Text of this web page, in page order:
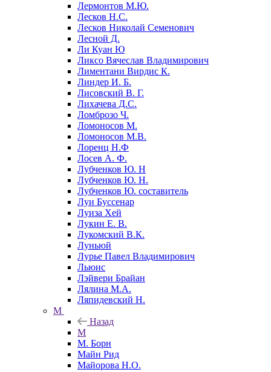
Лермонтов М.Ю.
Лесков Н.С.
Лесков Николай Семенович
Лесной Д.
Ли Куан Ю
Ликсо Вячеслав Владимирович
Лиментани Вирдис К.
Линдер И. Б.
Лисовский В. Г.
Лихачева Д.С.
Ломброзо Ч.
Ломоносов М.
Ломоносов М.В.
Лоренц Н.Ф
Лосев А. Ф.
Лубченков Ю. Н
Лубченков Ю. Н.
Лубченков Ю. составитель
Луи Буссенар
Луиза Хей
Лукин Е. В.
Лукомский В.К.
Луньюй
Лурье Павел Владимирович
Льюис
Лэйвери Брайан
Лялина М.А.
Ляпидевский Н.
М
Назад
М
М. Борн
Майн Рид
Майорова Н.О.